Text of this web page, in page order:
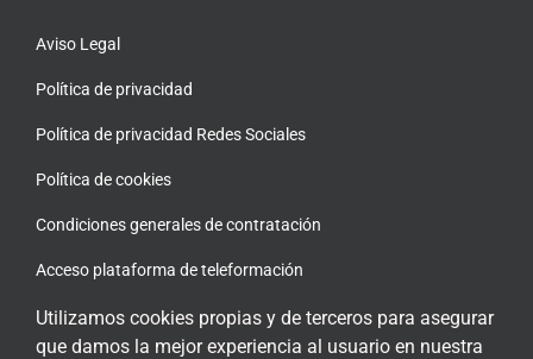
Aviso Legal
Política de privacidad
Política de privacidad Redes Sociales
Política de cookies
Condiciones generales de contratación
Acceso plataforma de teleformación
Utilizamos cookies propias y de terceros para asegurar
que damos la mejor experiencia al usuario en nuestra